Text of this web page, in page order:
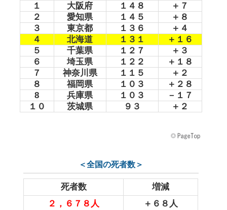
１
大阪府 １４８
＋７
２
愛知県 １４５
＋８
３
東京都 １３６
＋４
４
北海道 １３１
＋１６
５
千葉県 １２７
＋３
６
埼玉県 １２２
＋１８
７
神奈川県 １１５
＋２
８
福岡県 １０３
＋２８
8
兵庫県 １０３
－１７
１０
茨城県 ９３ ＋２
＜全国の死者数＞
死者数
増減
２，６７８人
＋６８人